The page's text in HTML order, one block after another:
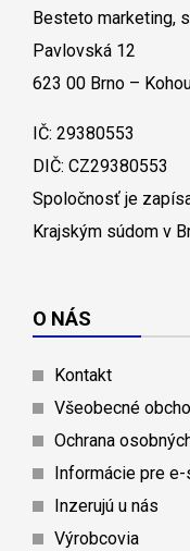
Besteto marketing,
Pavlovská 12
623 00 Brno –
IČ: 29380553
DIČ: CZ29380553
Spoločnosť je
Krajským súdom v
O NÁS
Kontakt
Všeobecné
Ochrana
Informácie pre
Inzerujú u nás
Výrobcovia